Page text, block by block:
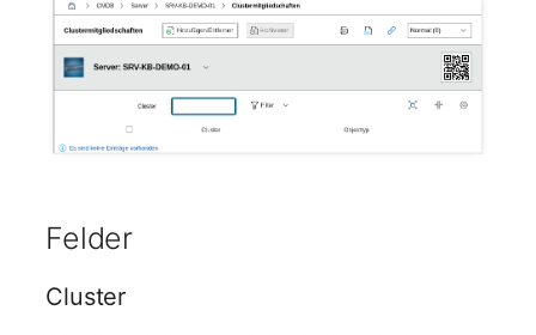
changelog-aeltere-
versionen
Mobiltelefon
Monitor
Netzbereich
Notfallplan
Objektgruppe
Felder
Cluster